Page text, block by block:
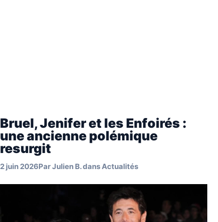
Bruel, Jenifer et les Enfoirés :
une ancienne polémique
resurgit
2 juin 2026ParJulien B.dansActualités